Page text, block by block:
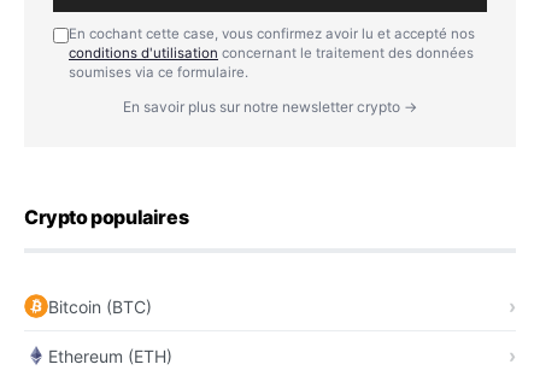
En cochant cette case, vous confirmez avoir lu et accepté nos
conditions d'utilisation concernant le traitement des données
soumises via ce formulaire.
En savoir plus sur notre newsletter crypto →
Crypto populaires
Bitcoin (BTC)
Ethereum (ETH)